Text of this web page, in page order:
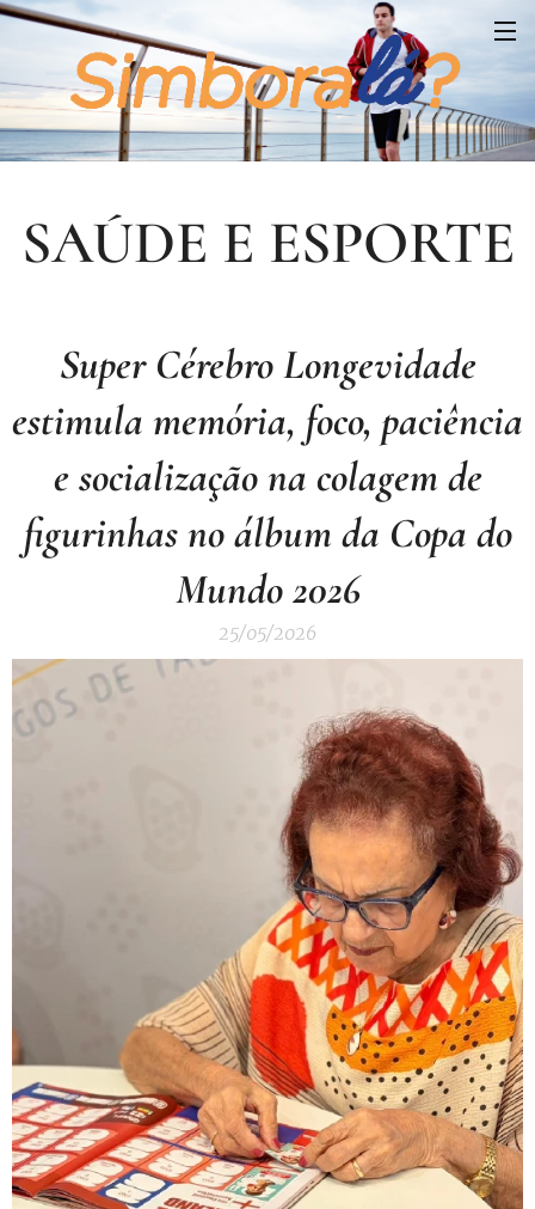
SAÚDE E ESPORTE
Super Cérebro Longevidade
estimula memória, foco, paciência
e socialização na colagem de
figurinhas no álbum da Copa do
Mundo 2026
25/05/2026